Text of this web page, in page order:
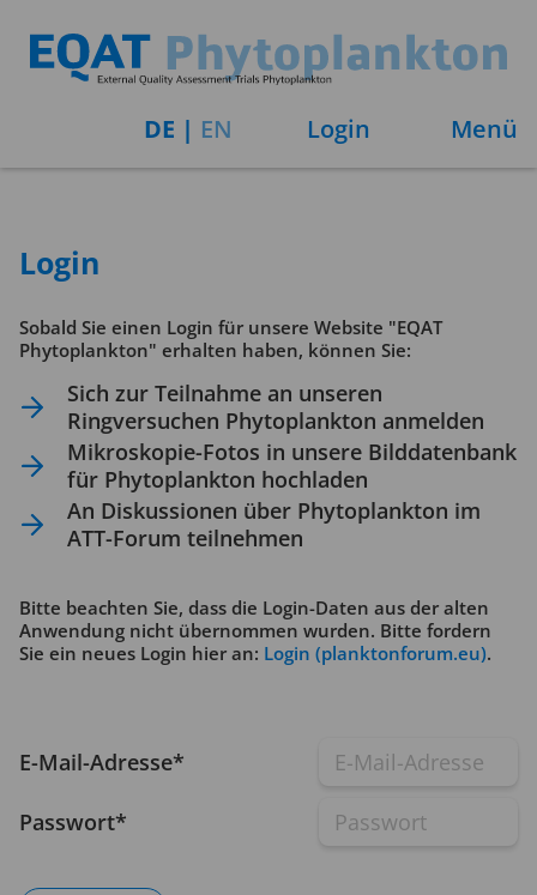
DE | EN Login Menü
Login
Sobald Sie einen Login für unsere Website "EQAT
Phytoplankton" erhalten haben, können Sie:
Sich zur Teilnahme an unseren
Ringversuchen Phytoplankton anmelden
Mikroskopie-Fotos in unsere Bilddatenbank
für Phytoplankton hochladen
An Diskussionen über Phytoplankton im
ATT-Forum teilnehmen
Bitte beachten Sie, dass die Login-Daten aus der alten
Anwendung nicht übernommen wurden. Bitte fordern
Sie ein neues Login hier an: Login (planktonforum.eu).
E-Mail-Adresse
Passwort